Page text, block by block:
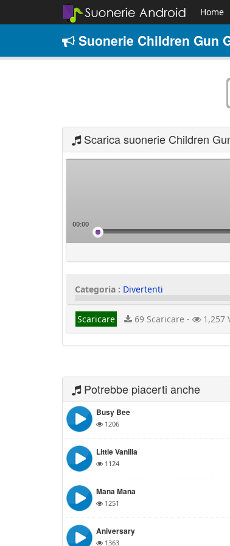
Home
Suonerie Children Gun
Scarica suonerie Children
00:00
Categoria : Divertenti
Scaricare 69 Scaricare - 1,257
Potrebbe piacerti anche
Busy Bee
1206
Little Vanilla
1124
Mana Mana
1251
Aniversary
1363